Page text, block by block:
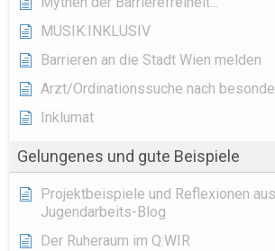
MUSIK:INKLUSIV
Barrieren an die Stadt Wien melden
Arzt/Ordinationssuche nach
Inklumat
Gelungenes und gute Beispiele
Projektbeispiele und Reflexionen
Jugendarbeits-Blog
Der Ruheraum im Q:WIR